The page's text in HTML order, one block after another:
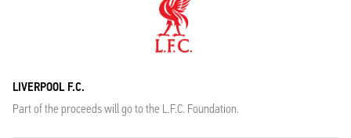
LIVERPOOL F.C.
Part of the proceeds will go to the L.F.C. Foundation.